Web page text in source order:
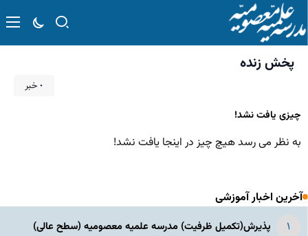
پخش زنده
۰ خبر
چیزی یافت نشد!
به نظر می رسد هیچ چیز در اینجا یافت نشد!
آخرین اخبار آموزشی
پذیرش(تکمیل ظرفیت) مدرسه علمیه معصومیه‌ (سطح عالی)